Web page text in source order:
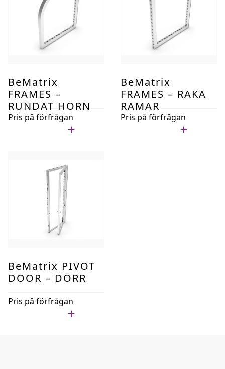
BeMatrix
FRAMES –
RUNDAT HÖRN
Pris på förfrågan
BeMatrix
FRAMES – RAKA
RAMAR
Pris på förfrågan
BeMatrix PIVOT
DOOR – DÖRR
Pris på förfrågan